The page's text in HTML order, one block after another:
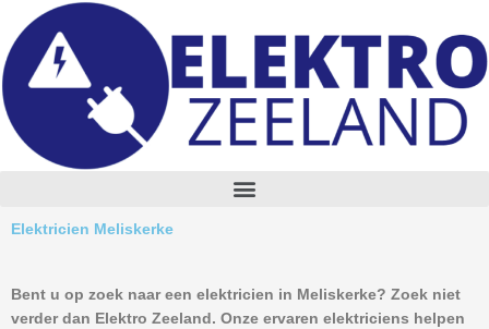
content
M
e
Elektricien Meliskerke
Bent u op zoek naar een elektricien in Meliskerke? Zoek niet
verder dan Elektro Zeeland. Onze ervaren elektriciens helpen